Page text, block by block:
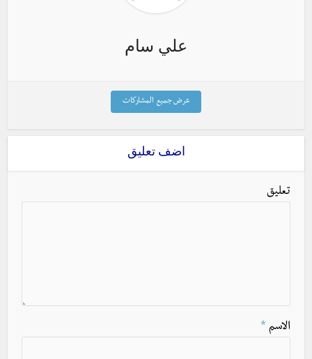
علي سام
عرض جميع المشاركات
اضف تعليق
تعليق
الاسم *